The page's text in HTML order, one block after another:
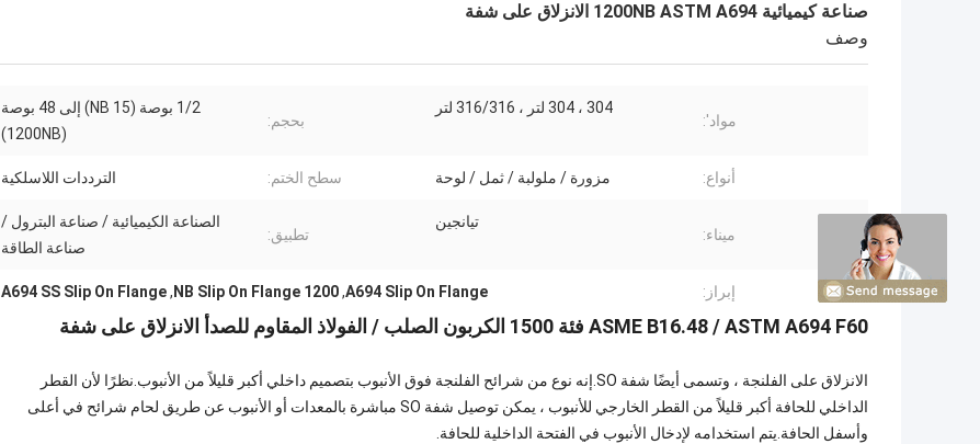
صناعة كيميائية 1200NB ASTM A694 الانزلاق على شفة
وصف
مواد':
304 ، 304 لتر ، 316/316 لتر
بحجم:
1/2 بوصة (15 NB) إلى 48 بوصة
(1200NB)
أنواع: مزورة / ملولبة / ثمل / لوحة سطح الختم: الترددات اللاسلكية
ميناء:
تيانجين
تطبيق:
الصناعة الكيميائية / صناعة البترول /
صناعة الطاقة
إبراز: A694 Slip On Flange
,
1200 NB Slip On Flange
,
A694 SS Slip On Flange
ASME B16.48 / ASTM A694 F60 فئة 1500 الكربون الصلب / الفولاذ المقاوم للصدأ الانزلاق على شفة
الانزلاق على الفلنجة ، وتسمى أيضًا شفة SO.إنه نوع من شرائح الفلنجة فوق الأنبوب بتصميم داخلي أكبر قليلاً من الأنبوب.نظرًا لأن القطر
الداخلي للحافة أكبر قليلاً من القطر الخارجي للأنبوب ، يمكن توصيل شفة SO مباشرة بالمعدات أو الأنبوب عن طريق لحام شرائح في أعلى
وأسفل الحافة.يتم استخدامه لإدخال الأنبوب في الفتحة الداخلية للحافة.